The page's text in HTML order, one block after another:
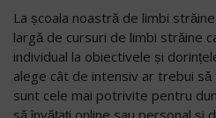
La școala noastră de limbi
largă de cursuri de limbi străine
individual la obiectivele și
alege cât de intensiv ar trebui să
sunt cele mai potrivite pentru